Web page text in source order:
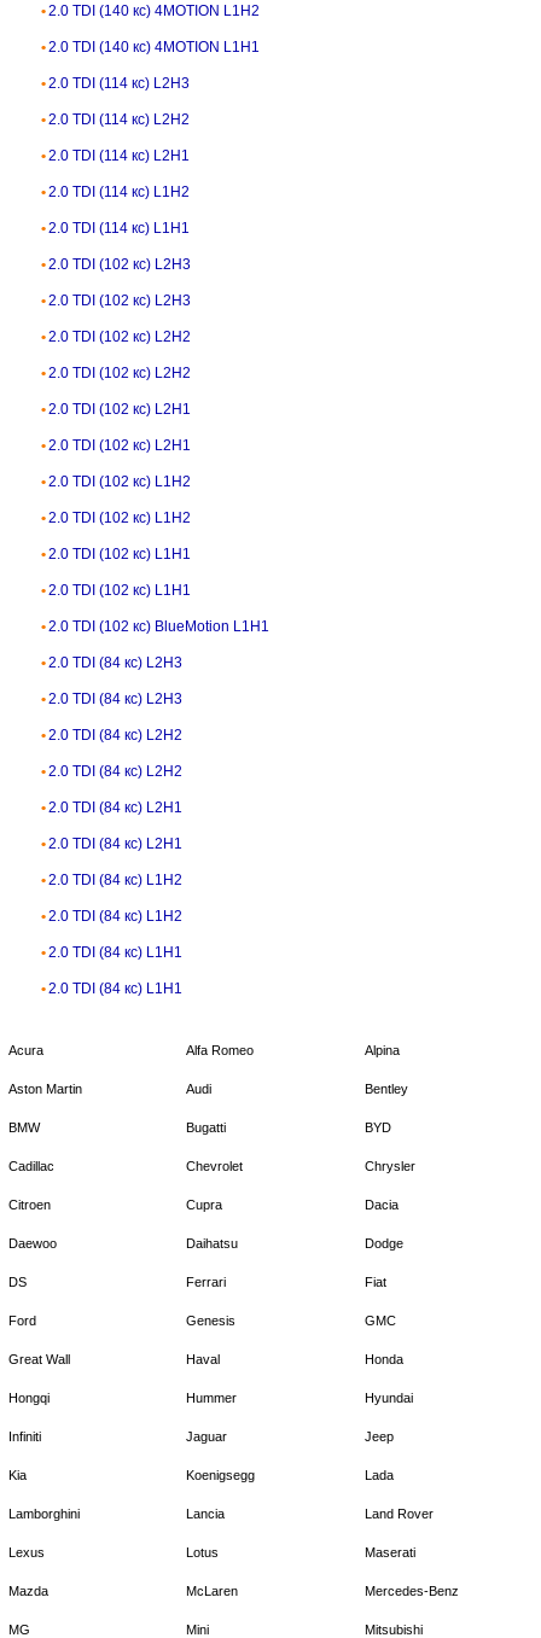
2.0 TDI (140 кс) 4MOTION L1H2
2.0 TDI (140 кс) 4MOTION L1H1
2.0 TDI (114 кс) L2H3
2.0 TDI (114 кс) L2H2
2.0 TDI (114 кс) L2H1
2.0 TDI (114 кс) L1H2
2.0 TDI (114 кс) L1H1
2.0 TDI (102 кс) L2H3
2.0 TDI (102 кс) L2H3
2.0 TDI (102 кс) L2H2
2.0 TDI (102 кс) L2H2
2.0 TDI (102 кс) L2H1
2.0 TDI (102 кс) L2H1
2.0 TDI (102 кс) L1H2
2.0 TDI (102 кс) L1H2
2.0 TDI (102 кс) L1H1
2.0 TDI (102 кс) L1H1
2.0 TDI (102 кс) BlueMotion L1H1
2.0 TDI (84 кс) L2H3
2.0 TDI (84 кс) L2H3
2.0 TDI (84 кс) L2H2
2.0 TDI (84 кс) L2H2
2.0 TDI (84 кс) L2H1
2.0 TDI (84 кс) L2H1
2.0 TDI (84 кс) L1H2
2.0 TDI (84 кс) L1H2
2.0 TDI (84 кс) L1H1
2.0 TDI (84 кс) L1H1
Acura Alfa Romeo Alpina
Aston Martin Audi Bentley
BMW Bugatti BYD
Cadillac Chevrolet Chrysler
Citroen Cupra Dacia
Daewoo Daihatsu Dodge
DS Ferrari Fiat
Ford Genesis GMC
Great Wall Haval Honda
Hongqi Hummer Hyundai
Infiniti Jaguar Jeep
Kia Koenigsegg Lada
Lamborghini Lancia Land Rover
Lexus Lotus Maserati
Mazda McLaren Mercedes-Benz
MG Mini Mitsubishi